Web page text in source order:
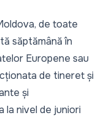
de toate
săptămână în
Europene sau
de tineret și
și
la nivel de juniori